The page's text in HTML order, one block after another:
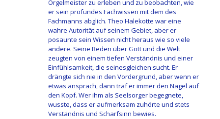
Orgelmeister zu erleben und zu beobachten, wie
er sein profundes Fachwissen mit dem des
Fachmanns abglich. Theo Halekotte war eine
wahre Autorität auf seinem Gebiet, aber er
posaunte sein Wissen nicht heraus wie so viele
andere. Seine Reden über Gott und die Welt
zeugten von einem tiefen Verständnis und einer
Einfühlsamkeit, die seinesgleichen sucht. Er
drängte sich nie in den Vordergrund, aber wenn er
etwas ansprach, dann traf er immer den Nagel auf
den Kopf. Wer ihm als Seelsorger begegnete,
wusste, dass er aufmerksam zuhörte und stets
Verständnis und Scharfsinn bewies.